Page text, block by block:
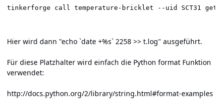
tinkerforge call temperature-bricklet --uid SCT31
Hier wird dann "echo `date +%s` 2258 >> t.log" ausgeführt.
Für diese Platzhalter wird einfach die Python format Funktion
verwendet:
http://docs.python.org/2/library/string.html#format-examples